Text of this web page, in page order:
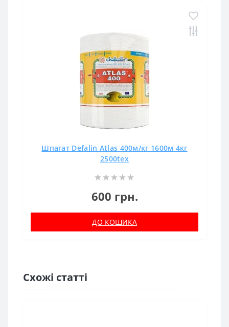
Шпагат Defalin Atlas 400м/кг 1600м 4кг
2500tex
600 грн.
ДО КОШИКА
Схожі статті